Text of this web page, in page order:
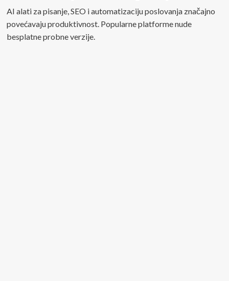
AI alati za pisanje, SEO i automatizaciju poslovanja značajno
povećavaju produktivnost. Popularne platforme nude
besplatne probne verzije.